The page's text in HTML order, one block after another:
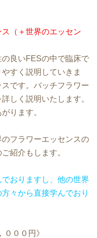
（＋世界のエッセン
良いFESの中で臨床で
すく説明していきま
です。バッチフラワー
しく説明いたします。
ります。
フラワーエッセンスの
紹介もします。
おりますし、他の世界
々から直接学んでおり
００円》